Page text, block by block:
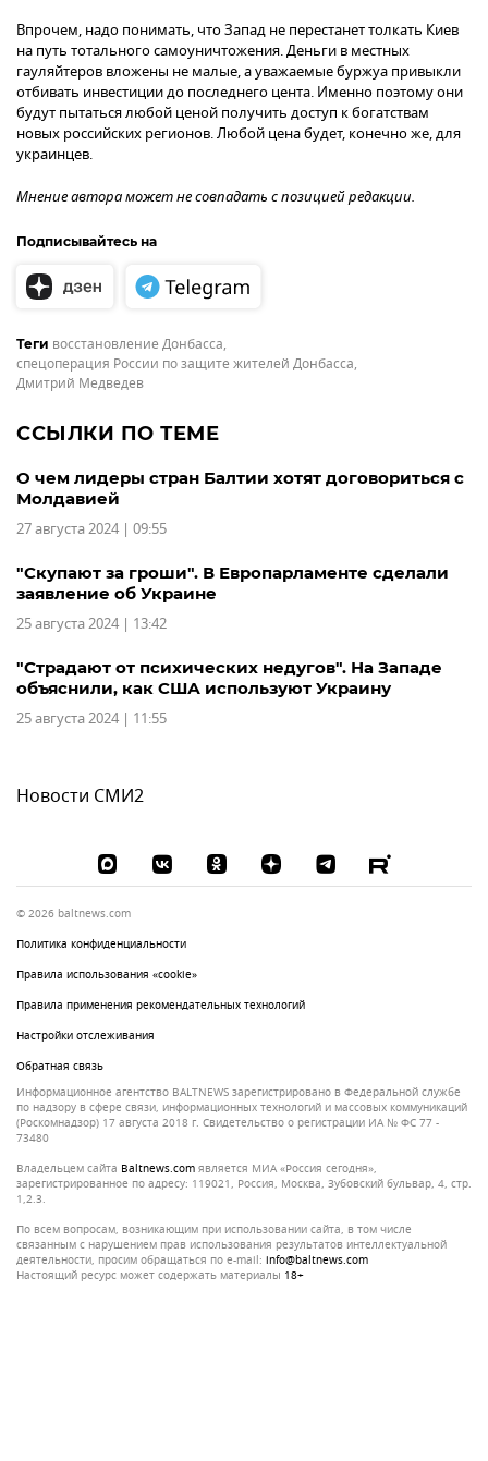
Впрочем, надо понимать, что Запад не перестанет толкать Киев
на путь тотального самоуничтожения. Деньги в местных
гауляйтеров вложены не малые, а уважаемые буржуа привыкли
отбивать инвестиции до последнего цента. Именно поэтому они
будут пытаться любой ценой получить доступ к богатствам
новых российских регионов. Любой цена будет, конечно же, для
украинцев.
Мнение автора может не совпадать с позицией редакции.
Подписывайтесь на
Теги восстановление Донбасса,
спецоперация России по защите жителей Донбасса,
Дмитрий Медведев
ССЫЛКИ ПО ТЕМЕ
О чем лидеры стран Балтии хотят договориться с
Молдавией
27 августа 2024 | 09:55
"Скупают за гроши". В Европарламенте сделали
заявление об Украине
25 августа 2024 | 13:42
"Страдают от психических недугов". На Западе
объяснили, как США используют Украину
25 августа 2024 | 11:55
Новости СМИ2
© 2026 baltnews.com
Политика конфиденциальности
Правила использования «cookie»
Правила применения рекомендательных технологий
Настройки отслеживания
Обратная связь
Информационное агентство BALTNEWS зарегистрировано в Федеральной службе
по надзору в сфере связи, информационных технологий и массовых коммуникаций
(Роскомнадзор) 17 августа 2018 г. Свидетельство о регистрации ИА № ФС 77 -
73480
Владельцем сайта
baltnews.com является МИА «Россия сегодня»,
зарегистрированное по адресу: 119021, Россия, Москва, Зубовский бульвар, 4, стр.
1,2.3.
По всем вопросам, возникающим при использовании сайта, в том числе
связанным с нарушением прав использования результатов интеллектуальной
деятельности, просим обращаться по e-mail: info@baltnews.com
Настоящий ресурс может содержать материалы 18+